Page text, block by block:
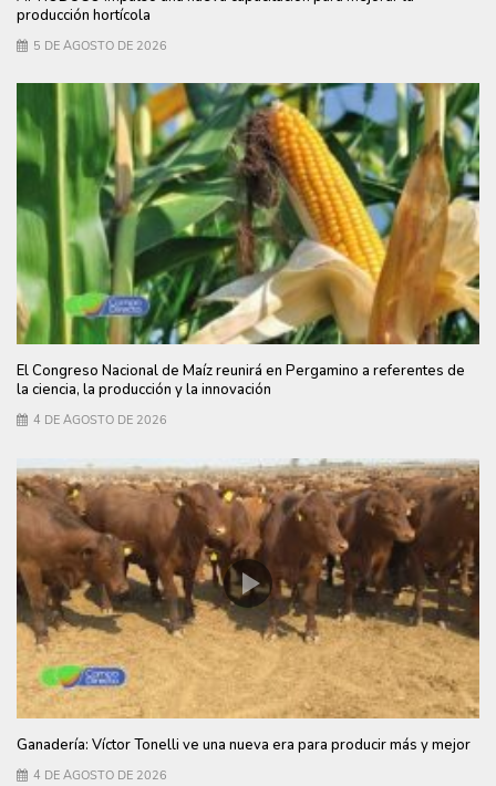
producción hortícola
5 DE AGOSTO DE 2026
El Congreso Nacional de Maíz reunirá en Pergamino a referentes de
la ciencia, la producción y la innovación
4 DE AGOSTO DE 2026
Ganadería: Víctor Tonelli ve una nueva era para producir más y mejor
4 DE AGOSTO DE 2026